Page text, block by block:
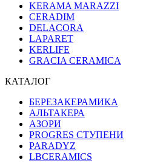
KERAMA MARAZZI
CERADIM
DELACORA
LAPARET
KERLIFE
GRACIA CERAMICA
КАТАЛОГ
БЕРЕЗАКЕРАМИКА
АЛЬТАКЕРА
АЗОРИ
PROGRES СТУПЕНИ
PARADYZ
LBCERAMICS